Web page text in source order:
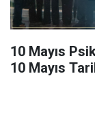
10 Mayıs
10 Mayıs